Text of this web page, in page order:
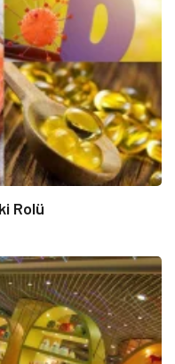
Rolü